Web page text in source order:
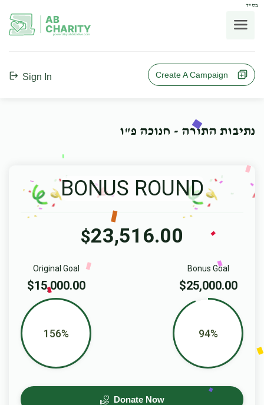
בס"ד
AB
CHARITY
powerd by ahblicklive.com
Sign In Create A Campaign
נתיבות התורה - חנוכה פ"ו
BONUS ROUND
$23,516.00
Bonus Goal
$25,000.00
94%
Original Goal
$15,000.00
156%
Donate Now